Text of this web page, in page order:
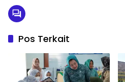
Pos Terkait